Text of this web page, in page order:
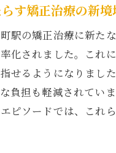
す矯正治療の新境
駅の矯正治療に新た
化されました。これ
せるようになりまし
負担も軽減されてい
ピソードでは、これ